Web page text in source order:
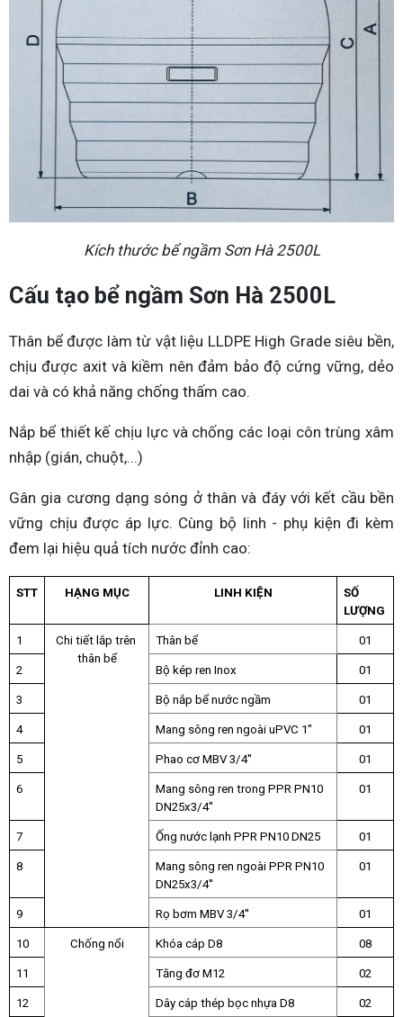
Kích thước bể ngầm Sơn Hà 2500L
Cấu tạo bể ngầm Sơn Hà 2500L
Thân bể được làm từ vật liệu LLDPE High Grade siêu bền,
chịu được axit và kiềm nên đảm bảo độ cứng vững, dẻo
dai và có khả năng chống thấm cao.
Nắp bể thiết kế chịu lực và chống các loại côn trùng xâm
nhập (gián, chuột,...)
Gân gia cương dạng sóng ở thân và đáy với kết cầu bền
vững chịu được áp lực. Cùng bộ linh - phụ kiện đi kèm
đem lại hiệu quả tích nước đỉnh cao:
STT HẠNG MỤC LINH KIỆN
SỐ
LƯỢNG
1
Chi tiết lắp trên
thân bể
Thân bể 01
2 Bộ kép ren Inox 01
3 Bộ nắp bể nước ngầm 01
4 Mang sông ren ngoài uPVC 1" 01
5 Phao cơ MBV 3/4'' 01
6
Mang sông ren trong PPR PN10
DN25x3/4''
01
7 Ống nước lạnh PPR PN10 DN25 01
8
Mang sông ren ngoài PPR PN10
DN25x3/4''
01
9 Rọ bơm MBV 3/4'' 01
10 Chống nổi Khóa cáp D8 08
11 Tăng đơ M12 02
12 Dây cáp thép bọc nhựa D8 02